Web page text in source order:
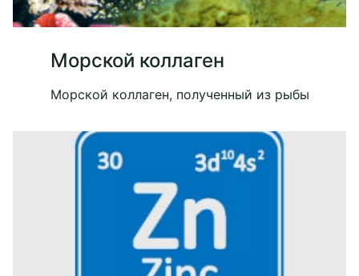
Морской коллаген
Морской коллаген, полученный из рыбы